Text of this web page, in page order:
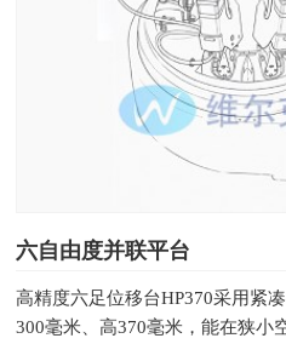
六自由度并联平台
高精度六足位移台HP370采用紧
300毫米、高370毫米，能在狭小